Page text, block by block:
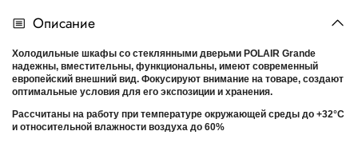
Описание
Холодильные шкафы со стеклянными дверьми POLAIR Grande
надежны, вместительны, функциональны, имеют современный
европейский внешний вид. Фокусируют внимание на товаре, создают
оптимальные условия для его экспозиции и хранения.
Рассчитаны на работу при температуре окружающей среды до +32°С
и относительной влажности воздуха до 60%